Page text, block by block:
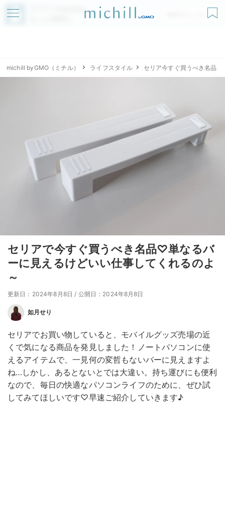
アプリでmichillが
無料ダウンロード
michill byGMO（ミチル） ライフスタイル セリア今すぐ買うべき名品
セリアで今すぐ買うべき名品♡単なるバ
ーに見えるけどいい仕事してくれるのよ
～
更新日：2024年8月8日 / 公開日：2024年8月8日
如月せり
セリアでお買い物していると、モバイルグッズ売場の近
くで気になる商品を発見しました！ノートパソコンに使
えるアイテムで、一見何の変哲もないバーに見えますよ
ね…しかし、あるとないとでは大違い。持ち運びにも便利
なので、毎日の快適なパソコンライフのために、ぜひ試
してみてほしいです♡早速ご紹介していきます♪